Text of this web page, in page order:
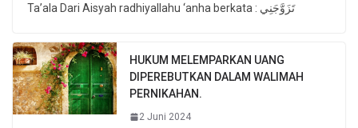
Ta’ala Dari Aisyah radhiyallahu ‘anha berkata : تَزَوَّجَنِي
HUKUM MELEMPARKAN UANG
DIPEREBUTKAN DALAM WALIMAH
PERNIKAHAN.
2 Juni 2024